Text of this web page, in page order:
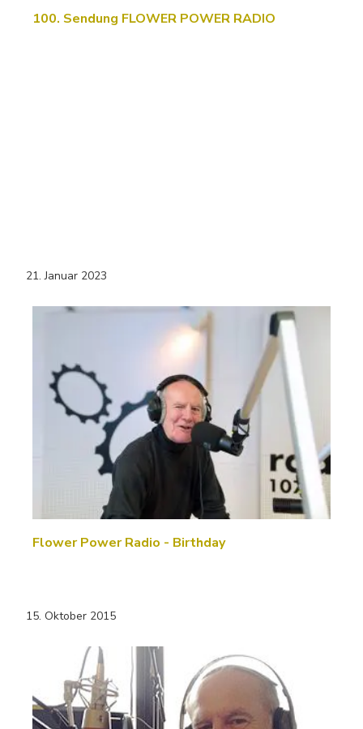
100. Sendung FLOWER POWER RADIO
21. Januar 2023
Flower Power Radio - Birthday
15. Oktober 2015